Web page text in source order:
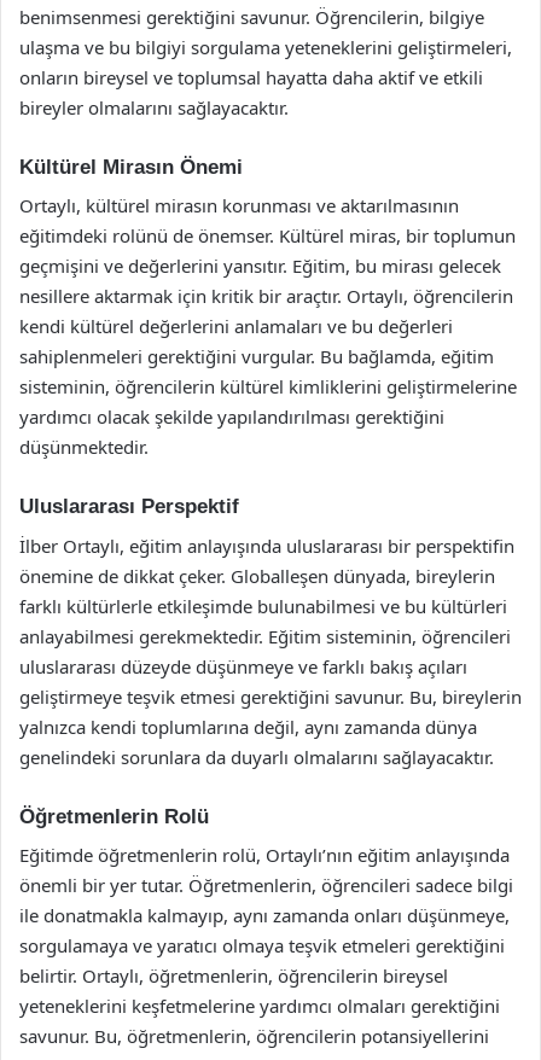
benimsenmesi gerektiğini savunur. Öğrencilerin, bilgiye
ulaşma ve bu bilgiyi sorgulama yeteneklerini geliştirmeleri,
onların bireysel ve toplumsal hayatta daha aktif ve etkili
bireyler olmalarını sağlayacaktır.
Kültürel Mirasın Önemi
Ortaylı, kültürel mirasın korunması ve aktarılmasının
eğitimdeki rolünü de önemser. Kültürel miras, bir toplumun
geçmişini ve değerlerini yansıtır. Eğitim, bu mirası gelecek
nesillere aktarmak için kritik bir araçtır. Ortaylı, öğrencilerin
kendi kültürel değerlerini anlamaları ve bu değerleri
sahiplenmeleri gerektiğini vurgular. Bu bağlamda, eğitim
sisteminin, öğrencilerin kültürel kimliklerini geliştirmelerine
yardımcı olacak şekilde yapılandırılması gerektiğini
düşünmektedir.
Uluslararası Perspektif
İlber Ortaylı, eğitim anlayışında uluslararası bir perspektifin
önemine de dikkat çeker. Globalleşen dünyada, bireylerin
farklı kültürlerle etkileşimde bulunabilmesi ve bu kültürleri
anlayabilmesi gerekmektedir. Eğitim sisteminin, öğrencileri
uluslararası düzeyde düşünmeye ve farklı bakış açıları
geliştirmeye teşvik etmesi gerektiğini savunur. Bu, bireylerin
yalnızca kendi toplumlarına değil, aynı zamanda dünya
genelindeki sorunlara da duyarlı olmalarını sağlayacaktır.
Öğretmenlerin Rolü
Eğitimde öğretmenlerin rolü, Ortaylı’nın eğitim anlayışında
önemli bir yer tutar. Öğretmenlerin, öğrencileri sadece bilgi
ile donatmakla kalmayıp, aynı zamanda onları düşünmeye,
sorgulamaya ve yaratıcı olmaya teşvik etmeleri gerektiğini
belirtir. Ortaylı, öğretmenlerin, öğrencilerin bireysel
yeteneklerini keşfetmelerine yardımcı olmaları gerektiğini
savunur. Bu, öğretmenlerin, öğrencilerin potansiyellerini